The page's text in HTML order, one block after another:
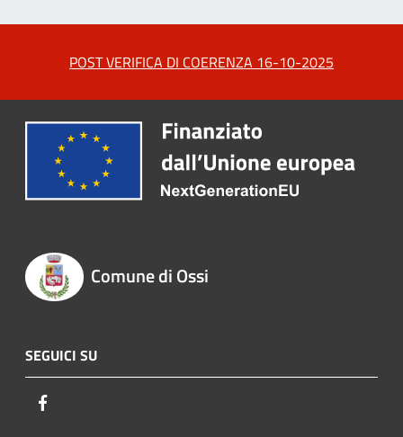
POST VERIFICA DI COERENZA 16-10-2025
Comune di Ossi
SEGUICI SU